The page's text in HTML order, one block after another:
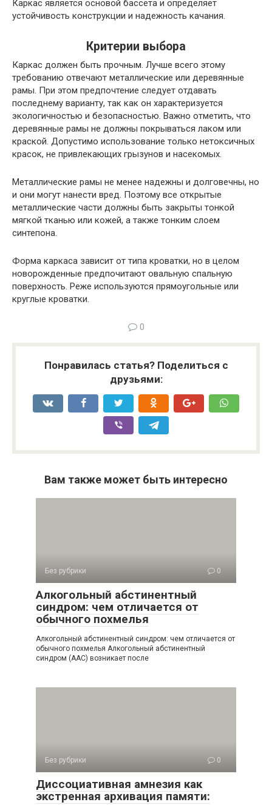
Каркас является основой бассета и определяет
устойчивость конструкции и надежность качания.
Критерии выбора
Каркас должен быть прочным. Лучше всего этому
требованию отвечают металлические или деревянные
рамы. При этом предпочтение следует отдавать
последнему варианту, так как он характеризуется
экологичностью и безопасностью. Важно отметить, что
деревянные рамы не должны покрываться лаком или
краской. Допустимо использование только нетоксичных
красок, не привлекающих грызунов и насекомых.
Металлические рамы не менее надежны и долговечны, но
и они могут нанести вред. Поэтому все открытые
металлические части должны быть закрыты тонкой
мягкой тканью или кожей, а также тонким слоем
синтепона.
Форма каркаса зависит от типа кроватки, но в целом
новорожденные предпочитают овальную спальную
поверхность. Реже используются прямоугольные или
круглые кроватки.
0
Понравилась статья? Поделиться с
друзьями:
Вам также может быть интересно
Без рубрики 0
Алкогольный абстинентный
синдром: чем отличается от
обычного похмелья
Алкогольный абстинентный синдром: чем отличается от
обычного похмелья Алкогольный абстинентный
синдром (ААС) возникает после
Без рубрики 0
Диссоциативная амнезия как
экстренная архивация памяти: